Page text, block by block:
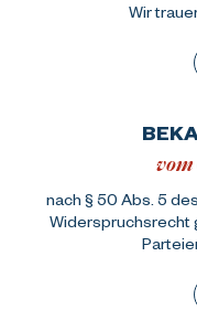
Wir
nach § 50 Abs. 5
Widerspruchsrecht